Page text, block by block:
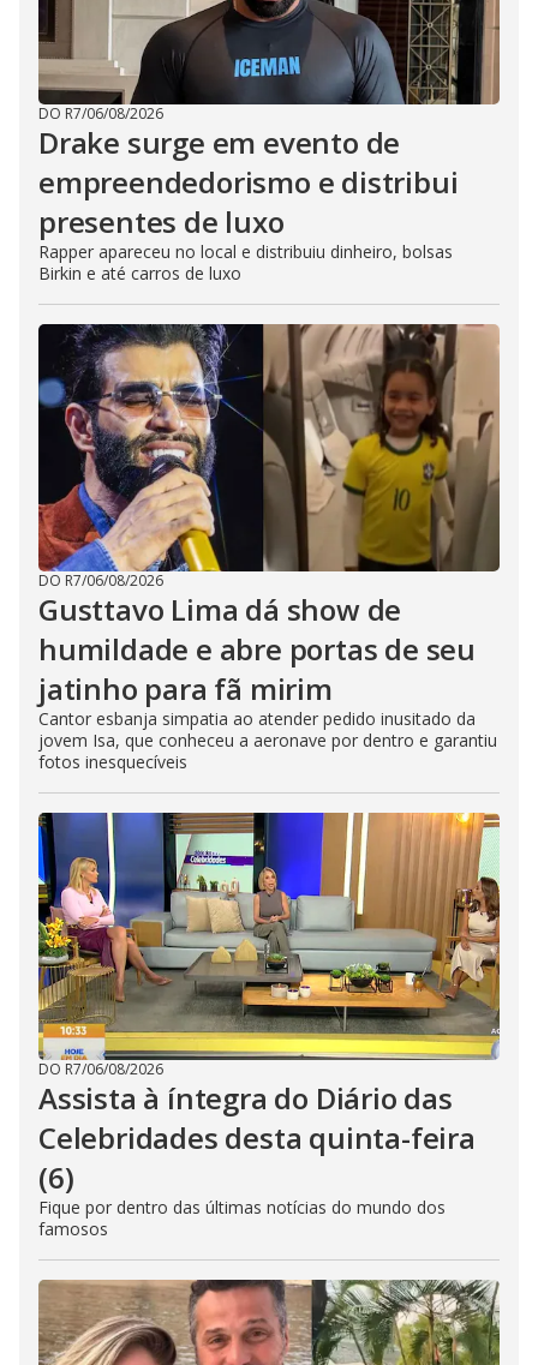
DO R7/06/08/2026
Drake surge em evento de
empreendedorismo e distribui
presentes de luxo
Rapper apareceu no local e distribuiu dinheiro, bolsas
Birkin e até carros de luxo
DO R7/06/08/2026
Gusttavo Lima dá show de
humildade e abre portas de seu
jatinho para fã mirim
Cantor esbanja simpatia ao atender pedido inusitado da
jovem Isa, que conheceu a aeronave por dentro e garantiu
fotos inesquecíveis
DO R7/06/08/2026
Assista à íntegra do Diário das
Celebridades desta quinta-feira
(6)
Fique por dentro das últimas notícias do mundo dos
famosos